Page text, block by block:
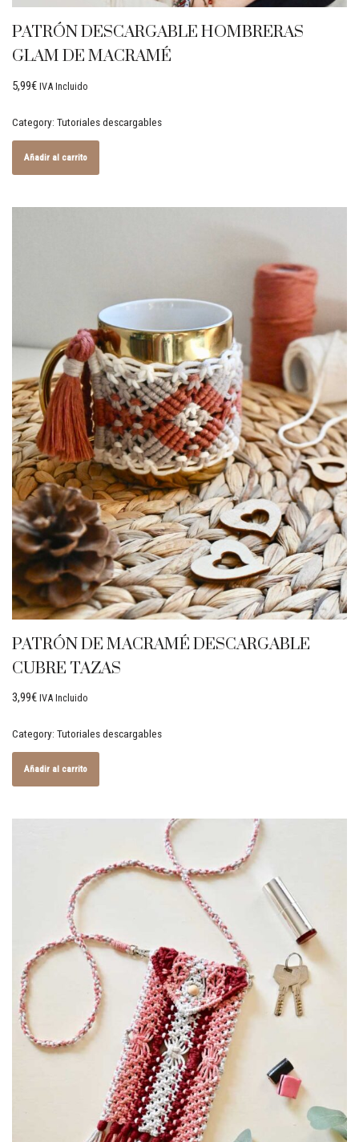
PATRÓN DESCARGABLE HOMBRERAS
GLAM DE MACRAMÉ
5,99€ IVA Incluido
Category: Tutoriales descargables
Añadir al carrito
PATRÓN DE MACRAMÉ DESCARGABLE
CUBRE TAZAS
3,99€ IVA Incluido
Category: Tutoriales descargables
Añadir al carrito